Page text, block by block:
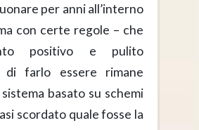
per anni all’interno
con certe regole – che
positivo e pulito
di farlo essere rimane
basato su schemi
scordato quale fosse la